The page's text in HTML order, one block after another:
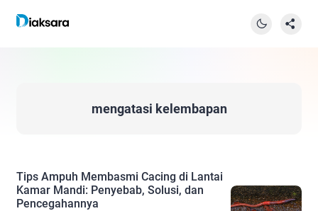
mengatasi kelembapan
Tips Ampuh Membasmi Cacing di Lantai
Kamar Mandi: Penyebab, Solusi, dan
Pencegahannya